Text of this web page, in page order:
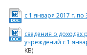
с 1 января 2017 г. по
сведения о доходах
учреждений с 1
KB)